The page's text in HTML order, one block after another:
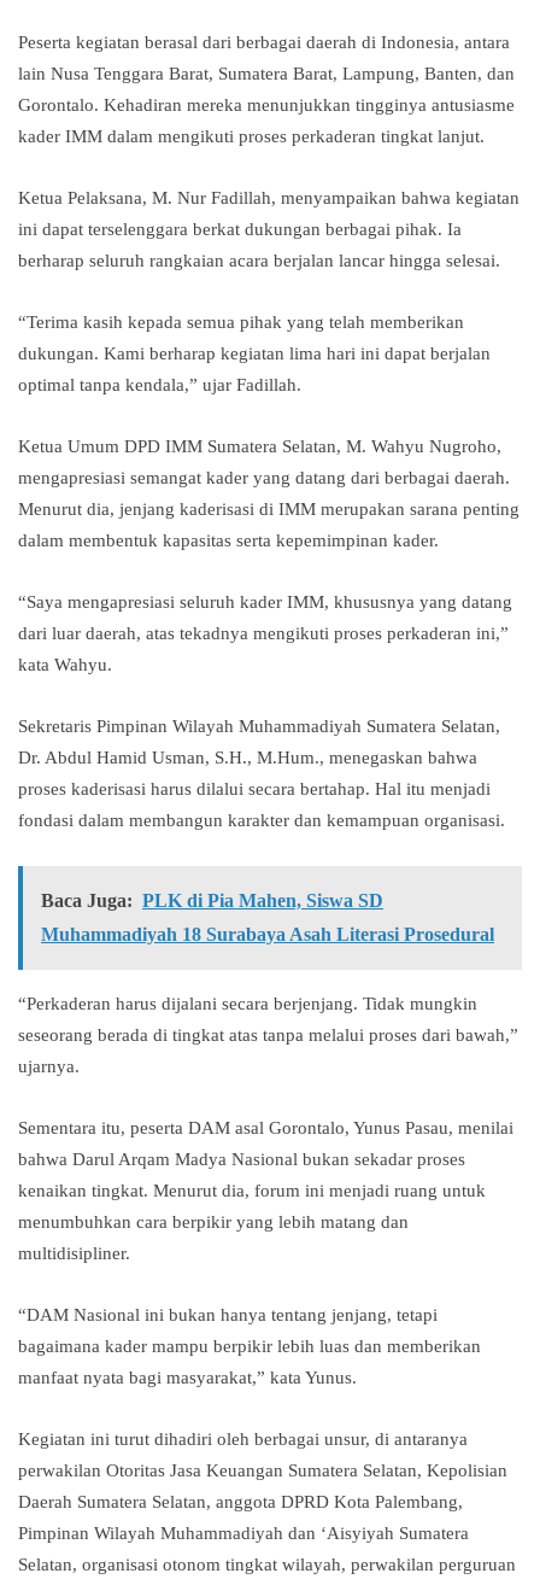
Peserta kegiatan berasal dari berbagai daerah di Indonesia, antara
lain Nusa Tenggara Barat, Sumatera Barat, Lampung, Banten, dan
Gorontalo. Kehadiran mereka menunjukkan tingginya antusiasme
kader IMM dalam mengikuti proses perkaderan tingkat lanjut.
Ketua Pelaksana, M. Nur Fadillah, menyampaikan bahwa kegiatan
ini dapat terselenggara berkat dukungan berbagai pihak. Ia
berharap seluruh rangkaian acara berjalan lancar hingga selesai.
“Terima kasih kepada semua pihak yang telah memberikan
dukungan. Kami berharap kegiatan lima hari ini dapat berjalan
optimal tanpa kendala,” ujar Fadillah.
Ketua Umum DPD IMM Sumatera Selatan, M. Wahyu Nugroho,
mengapresiasi semangat kader yang datang dari berbagai daerah.
Menurut dia, jenjang kaderisasi di IMM merupakan sarana penting
dalam membentuk kapasitas serta kepemimpinan kader.
“Saya mengapresiasi seluruh kader IMM, khususnya yang datang
dari luar daerah, atas tekadnya mengikuti proses perkaderan ini,”
kata Wahyu.
Sekretaris Pimpinan Wilayah Muhammadiyah Sumatera Selatan,
Dr. Abdul Hamid Usman, S.H., M.Hum., menegaskan bahwa
proses kaderisasi harus dilalui secara bertahap. Hal itu menjadi
fondasi dalam membangun karakter dan kemampuan organisasi.
Baca Juga: PLK di Pia Mahen, Siswa SD
Muhammadiyah 18 Surabaya Asah Literasi Prosedural
“Perkaderan harus dijalani secara berjenjang. Tidak mungkin
seseorang berada di tingkat atas tanpa melalui proses dari bawah,”
ujarnya.
Sementara itu, peserta DAM asal Gorontalo, Yunus Pasau, menilai
bahwa Darul Arqam Madya Nasional bukan sekadar proses
kenaikan tingkat. Menurut dia, forum ini menjadi ruang untuk
menumbuhkan cara berpikir yang lebih matang dan
multidisipliner.
“DAM Nasional ini bukan hanya tentang jenjang, tetapi
bagaimana kader mampu berpikir lebih luas dan memberikan
manfaat nyata bagi masyarakat,” kata Yunus.
Kegiatan ini turut dihadiri oleh berbagai unsur, di antaranya
perwakilan Otoritas Jasa Keuangan Sumatera Selatan, Kepolisian
Daerah Sumatera Selatan, anggota DPRD Kota Palembang,
Pimpinan Wilayah Muhammadiyah dan ‘Aisyiyah Sumatera
Selatan, organisasi otonom tingkat wilayah, perwakilan perguruan